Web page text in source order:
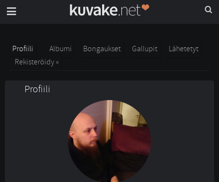
Profiili Albumi Bongaukset Gallupit
Lähetetyt
Rekisteröidy »
Profiili